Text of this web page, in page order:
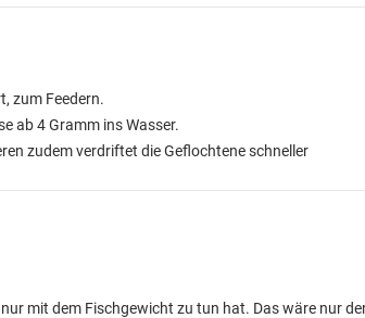
zum Feedern.
ab 4 Gramm ins Wasser.
zudem verdriftet die Geflochtene schneller
mit dem Fischgewicht zu tun hat. Das wäre nur